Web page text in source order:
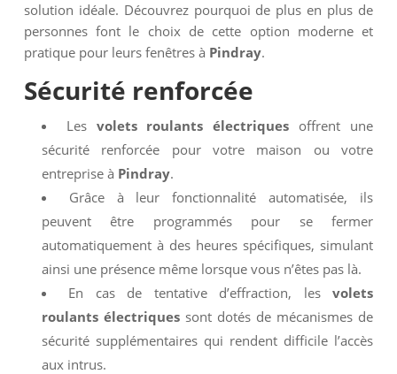
solution idéale. Découvrez pourquoi de plus en plus de
personnes font le choix de cette option moderne et
pratique pour leurs fenêtres à Pindray.
Sécurité renforcée
Les volets roulants électriques offrent une
sécurité renforcée pour votre maison ou votre
entreprise à Pindray.
Grâce à leur fonctionnalité automatisée, ils
peuvent être programmés pour se fermer
automatiquement à des heures spécifiques, simulant
ainsi une présence même lorsque vous n’êtes pas là.
En cas de tentative d’effraction, lesvolets
roulants électriquessont dotés de mécanismes de
sécurité supplémentaires qui rendent difficile l’accès
aux intrus.